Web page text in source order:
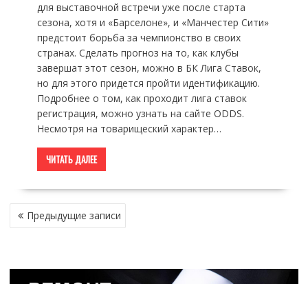
для выставочной встречи уже после старта
сезона, хотя и «Барселоне», и «Манчестер Сити»
предстоит борьба за чемпионство в своих
странах. Сделать прогноз на то, как клубы
завершат этот сезон, можно в БК Лига Ставок,
но для этого придется пройти идентификацию.
Подробнее о том, как проходит лига ставок
регистрация, можно узнать на сайте ODDS.
Несмотря на товарищеский характер…
ЧИТАТЬ ДАЛЕЕ
НАВИГАЦИЯ
ПО Предыдущие записи